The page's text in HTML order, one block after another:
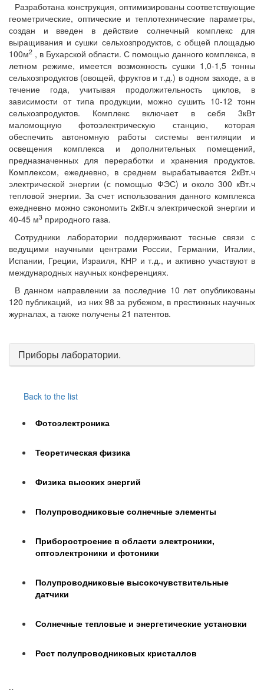
Разработана конструкция, оптимизированы соответствующие
геометрические, оптические и теплотехнические параметры,
создан и введен в действие солнечный комплекс для
выращивания и сушки сельхозпродуктов, с общей площадью
100м2 , в Бухарской области. С помощью данного комплекса, в
летном режиме, имеется возможность сушки 1,0-1,5 тонны
сельхозпродуктов (овощей, фруктов и т.д.) в одном заходе, а в
течение года, учитывая продолжительность циклов, в
зависимости от типа продукции, можно сушить 10-12 тонн
сельхозпродуктов. Комплекс включает в себя 3кВт
маломощную фотоэлектрическую станцию, которая
обеспечить автономную работы системы вентиляции и
освещения комплекса и дополнительных помещений,
предназначенных для переработки и хранения продуктов.
Комплексом, ежедневно, в среднем вырабатывается 2кВт.ч
электрической энергии (с помощью ФЭС) и около 300 кВт.ч
тепловой энергии. За счет использования данного комплекса
ежедневно можно сэкономить 2кВт.ч электрической энергии и
40-45 м3 природного газа.
Сотрудники лаборатории поддерживают тесные связи с
ведущими научными центрами России, Германии, Италии,
Испании, Греции, Израиля, КНР и т.д., и активно участвуют в
международных научных конференциях.
В данном направлении за последние 10 лет опубликованы
120 публикаций, из них 98 за рубежом, в престижных научных
журналах, а также получены 21 патентов.
Приборы лаборатории.
Back to the list
Фотоэлектроника
Теоретическая физика
Физика высоких энергий
Полупроводниковые солнечные элементы
Приборостроение в области электроники,
оптоэлектроники и фотоники
Полупроводниковые высокочувствительные
датчики
Солнечные тепловые и энергетические установки
Рост полупроводниковых кристаллов